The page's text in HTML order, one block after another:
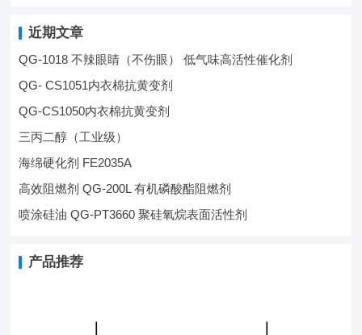
近期文章
QG-1018 不辣眼睛（不伤眼） 低气味高活性催化剂
QG- CS1051内衣棉抗黄变剂
QG-CS1050内衣棉抗黄变剂
三丙二醇（工业级）
海绵硬化剂 FE2035A
高效阻燃剂 QG-200L 有机磷酸酯阻燃剂
喷涂硅油 QG-PT3660 聚硅氧烷表面活性剂
产品推荐